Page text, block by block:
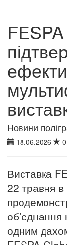
Новини
18.06.2026 0
Виставка
22 травня в
об’єднання
одним